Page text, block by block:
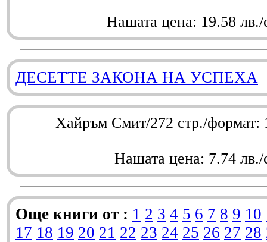
Нашата цена: 19.58 лв./
ДЕСЕТТЕ ЗАКОНА НА УСПЕХА
Хайръм Смит/272 стр./
Нашата цена: 7.74 лв./
Още книги от : 1 2 3 4 5 6 7 8 9 10
17 18 19 20 21 22 23 24 25 26 27 28